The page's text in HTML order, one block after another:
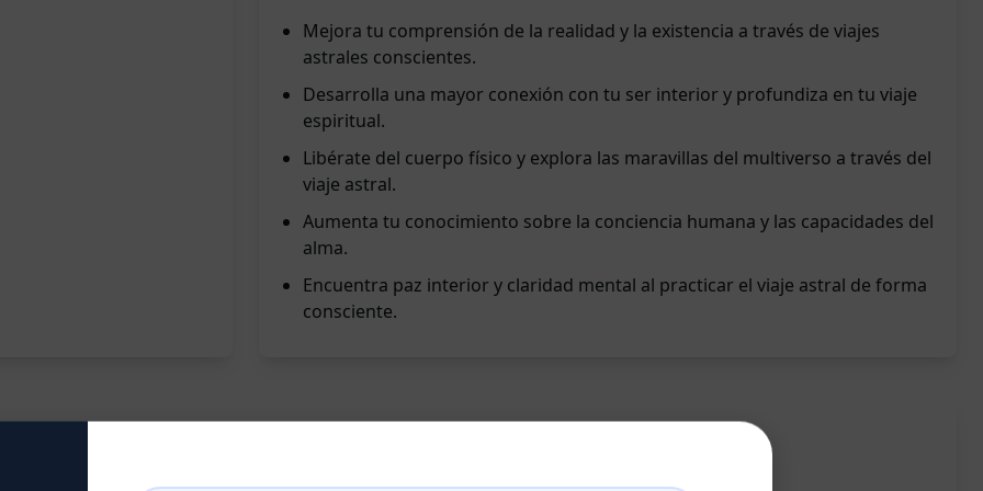
Mejora tu comprensión de la realidad y la existencia a través de viajes
astrales conscientes.
Desarrolla una mayor conexión con tu ser interior y profundiza en tu viaje
espiritual.
Libérate del cuerpo físico y explora las maravillas del multiverso a través del
viaje astral.
Aumenta tu conocimiento sobre la conciencia humana y las capacidades del
alma.
Encuentra paz interior y claridad mental al practicar el viaje astral de forma
consciente.